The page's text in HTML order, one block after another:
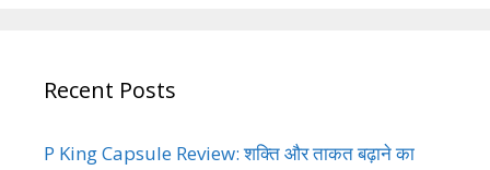
Recent Posts
P King Capsule Review: शक्ति और ताकत बढ़ाने का